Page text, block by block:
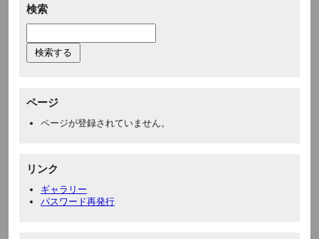
検索
ページ
ページが登録されていません。
リンク
ギャラリー
パスワード再発行